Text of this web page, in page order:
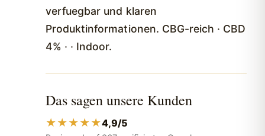
verfuegbar und klaren
Produktinformationen. CBG-reich · CBD
4% · · Indoor.
Das sagen unsere Kunden
★★★★★4,9/5